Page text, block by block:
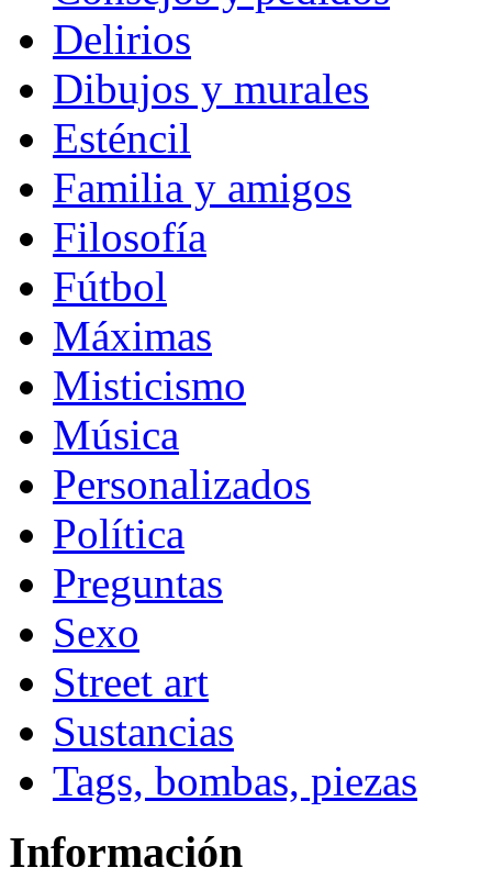
Delirios
Dibujos y murales
Esténcil
Familia y amigos
Filosofía
Fútbol
Máximas
Misticismo
Música
Personalizados
Política
Preguntas
Sexo
Street art
Sustancias
Tags, bombas, piezas
Información